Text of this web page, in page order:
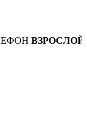
ВЗРОСЛОЙ